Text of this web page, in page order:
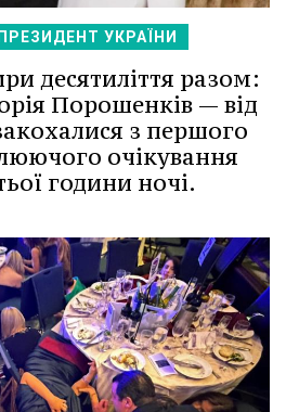
ПРЕЗИДЕНТ УКРАЇНИ
десятиліття разом:
Порошенків — від
з першого
очікування
години ночі.